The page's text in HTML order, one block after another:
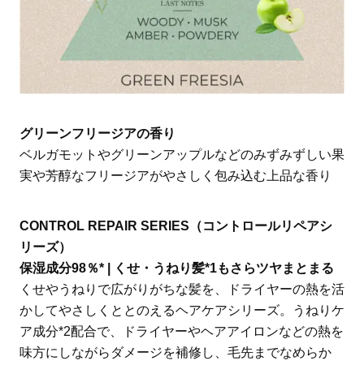
グリーンフリージアの香り
ベルガモットやグリーンアップルなどのみずみずしい果
実や芳醇なフリージアがやさしく包み込む上品な香り
CONTROL REPAIR SERIES（コントロールリペアシ
リーズ）
保湿成分98％* | くせ・うねり髪*1もさらツヤまとまる
くせやうねりで広がりがちな髪を、ドライヤーの熱を活
かしてやさしくととのえるヘアケアシリーズ。うねりケ
ア成分*2配合で、ドライヤーやヘアアイロンなどの熱を
味方にしながらダメージを補修し、毛先までなめらか